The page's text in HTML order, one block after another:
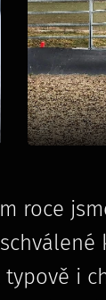
roce
typově i